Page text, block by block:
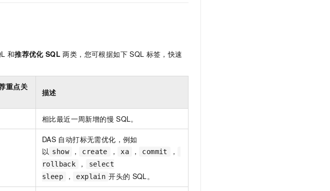
和推荐优化 SQL 两类，您可根据如下 SQL 标签，快速
重点关
描述
相比最近一周新增的慢 SQL。
DAS 自动打标无需优化，例如
以 show ， create ， xa ， commit ，
rollback ，
select
sleep
， explain 开头的 SQL。